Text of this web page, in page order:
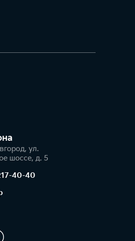
ул.
шоссе, д. 5
40-40